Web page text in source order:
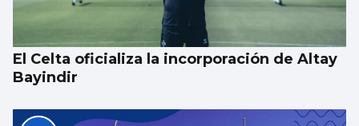
El Celta oficializa la incorporación de Altay
Bayindir